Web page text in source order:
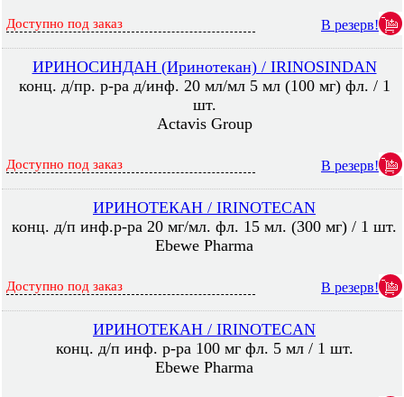
Доступно под заказ В резерв!
ИРИНОСИНДАН (Иринотекан) / IRINOSINDAN
конц. д/пр. р-ра д/инф. 20 мл/мл 5 мл (100 мг) фл. / 1
шт.
Actavis Group
Доступно под заказ В резерв!
ИРИНОТЕКАН / IRINOTECAN
конц. д/п инф.р-ра 20 мг/мл. фл. 15 мл. (300 мг) / 1 шт.
Ebewe Pharma
Доступно под заказ В резерв!
ИРИНОТЕКАН / IRINOTECAN
конц. д/п инф. р-ра 100 мг фл. 5 мл / 1 шт.
Ebewe Pharma